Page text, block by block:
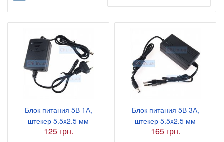
Блок питания 5В 1А,
штекер 5.5x2.5 мм
125 грн.
Блок питания 5В 3А,
штекер 5.5x2.5 мм
165 грн.